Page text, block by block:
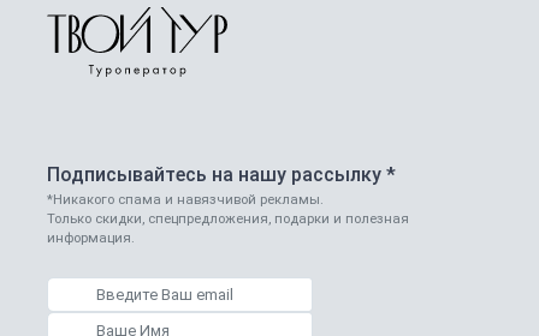
Подписывайтесь на нашу рассылку *
*Никакого спама и навязчивой рекламы.
Только скидки, спецпредложения, подарки и полезная
информация.